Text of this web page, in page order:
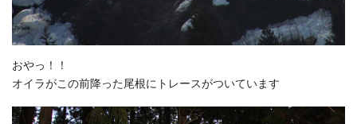
おやっ！！
オイラがこの前降った尾根にトレースがついています